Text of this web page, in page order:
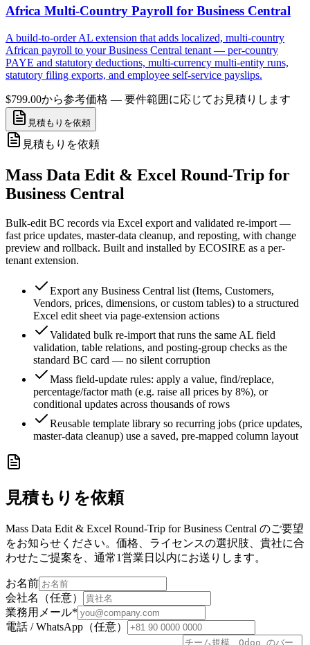
Africa Multi-Country Payroll for Business Central
A build-to-order AL extension that adds localized, multi-country
African payroll to your Business Central tenant — per-country
PAYE and statutory deductions, multi-currency multi-entity runs,
statutory filing exports, and employee self-service payslips.
$799.00から参考価格 — 要件範囲に応じてお見積りします
見積もりを依頼
見積もりを依頼
Mass Data Edit & Excel Round-Trip for
Business Central
Bulk-edit BC records via Excel export and validated re-import —
fast price updates, master-data cleanup, and reposting, with change
preview and rollback. Built and installed by ECOSIRE as a per-
tenant extension.
Export any Business Central list (Items, Customers,
Vendors, prices, dimensions, or custom tables) to a structured
Excel edit sheet via page-extension actions
Validated bulk re-import that runs the same AL field
validation, table relations, and posting-group checks as the
standard BC card — no silent corruption
Mass field-update rules: apply a value, find/replace,
percentage/factor math (e.g. raise all prices by 8%), or
conditional updates across thousands of rows
Reusable template library so recurring jobs (price updates,
master-data cleanup) use a saved, pre-mapped column layout
見積もりを依頼
Mass Data Edit & Excel Round-Trip for Business Central のご要望
をお知らせください。価格、ライセンスの選択肢、貴社に合
わせたご提案を、通常1営業日以内にお送りします。
お名前
会社名（任意）
業務用メール*
電話 / WhatsApp（任意）